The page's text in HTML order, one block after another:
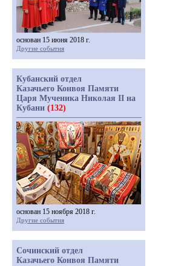
основан 15 июня 2018 г.
Другие события
Кубанский отдел
Казачьего Конвоя Памяти
Царя Мученика Николая II на
Кубани (132)
основан 15 ноября 2018 г.
Другие события
Сочинский отдел
Казачьего Конвоя Памяти